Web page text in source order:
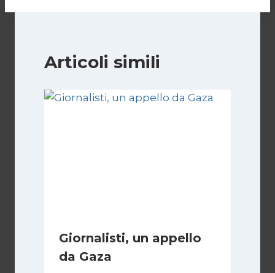
Articoli simili
Giornalisti, un appello
da Gaza